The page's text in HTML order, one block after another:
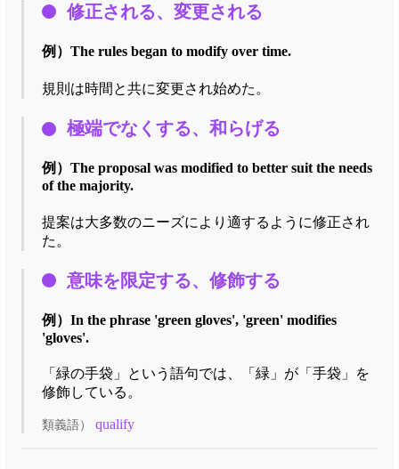
修正される、変更される
例） The rules began to modify over time.
規則は時間と共に変更され始めた。
極端でなくする、和らげる
例） The proposal was modified to better suit the needs
of the majority.
提案は大多数のニーズにより適するように修正され
た。
意味を限定する、修飾する
例） In the phrase 'green gloves', 'green' modifies
'gloves'.
「緑の手袋」という語句では、「緑」が「手袋」を
修飾している。
類義語） qualify